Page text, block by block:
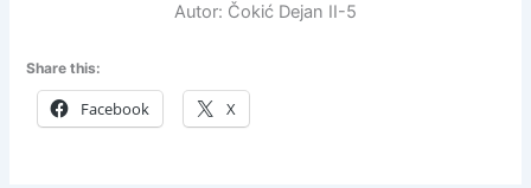
Autor: Čokić Dejan II-5
Share this:
Facebook X